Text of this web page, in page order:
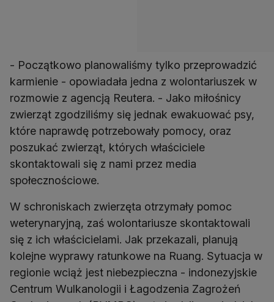
- Początkowo planowaliśmy tylko przeprowadzić
karmienie - opowiadała jedna z wolontariuszek w
rozmowie z agencją Reutera. - Jako miłośnicy
zwierząt zgodziliśmy się jednak ewakuować psy,
które naprawdę potrzebowały pomocy, oraz
poszukać zwierząt, których właściciele
skontaktowali się z nami przez media
społecznościowe.
W schroniskach zwierzęta otrzymały pomoc
weterynaryjną, zaś wolontariusze skontaktowali
się z ich właścicielami. Jak przekazali, planują
kolejne wyprawy ratunkowe na Ruang. Sytuacja w
regionie wciąż jest niebezpieczna - indonezyjskie
Centrum Wulkanologii i Łagodzenia Zagrożeń